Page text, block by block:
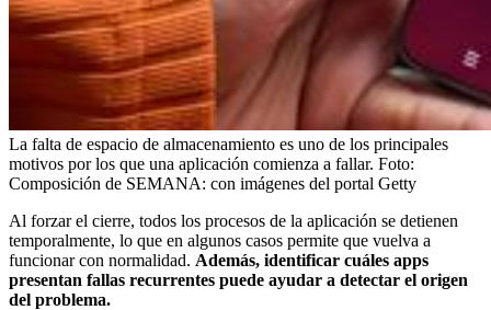
La falta de espacio de almacenamiento es uno de los principales
motivos por los que una aplicación comienza a fallar. Foto:
Composición de SEMANA: con imágenes del portal Getty
Al forzar el cierre, todos los procesos de la aplicación se detienen
temporalmente, lo que en algunos casos permite que vuelva a
funcionar con normalidad. Además, identificar cuáles apps
presentan fallas recurrentes puede ayudar a detectar el origen
del problema.